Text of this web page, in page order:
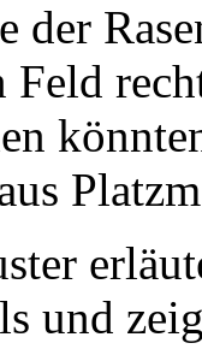
der
Feld
und